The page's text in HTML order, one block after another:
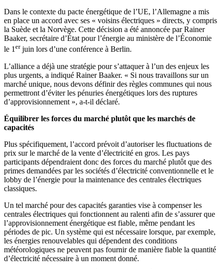
Dans le contexte du pacte énergétique de l’UE, l’Allemagne a mis
en place un accord avec ses « voisins électriques » directs, y compris
la Suède et la Norvège. Cette décision a été annoncée par Rainer
Baaker, secrétaire d’État pour l’énergie au ministère de l’Économie
le 1erjuin lors d’une conférence à Berlin.
L’alliance a déjà une stratégie pour s’attaquer à l’un des enjeux les
plus urgents, a indiqué Rainer Baaker. « Si nous travaillons sur un
marché unique, nous devons définir des règles communes qui nous
permettront d’éviter les pénuries énergétiques lors des ruptures
d’approvisionnement », a-t-il déclaré.
Équilibrer les forces du marché plutôt que les marchés de
capacités
Plus spécifiquement, l’accord prévoit d’autoriser les fluctuations de
prix sur le marché de la vente d’électricité en gros. Les pays
participants dépendraient donc des forces du marché plutôt que des
primes demandées par les sociétés d’électricité conventionnelle et le
lobby de l’énergie pour la maintenance des centrales électriques
classiques.
Un tel marché pour des capacités garanties vise à compenser les
centrales électriques qui fonctionnent au ralenti afin de s’assurer que
l’approvisionnement énergétique est fiable, même pendant les
périodes de pic. Un système qui est nécessaire lorsque, par exemple,
les énergies renouvelables qui dépendent des conditions
météorologiques ne peuvent pas fournir de manière fiable la quantité
d’électricité nécessaire à un moment donné.